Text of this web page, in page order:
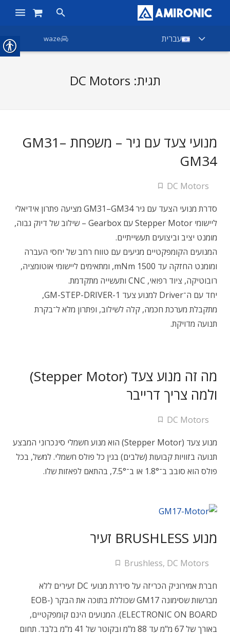
ראשי עברית waze
תגית: DC Motors
מנועי צעד עם גיר – משפחת GM31–
GM34
DC Motors
סדרת מנועי הצעד עם גיר GM31–GM34 מציעה פתרון אידיאלי
ליישומי Stepper Motor עם Gearbox – שילוב של דיוק גבוה,
מומנט יציב וביצועים תעשייתיים.
המנועים הקומפקטיים מגיעים עם טווח רחב של יחסי העברה
ומומנט החזקה עד 1500 mNm, ומתאימים ליישומי אוטומציה,
רובוטיקה, ציוד רפואי, CNC ותעשייה מתקדמת.
יחד עם ה־Driver למנוע צעד GM-STEP-DRIVER-1,
מתקבלת מערכת חכמה, קלה לשילוב, ופתרון מלא ל־בקרת
תנועה מדויקת.
מה זה מנוע צעד (Stepper Motor)
ולמה צריך דרייבר
DC Motors
מנוע צעד (Stepper Motor) הוא מנוע חשמלי סינכרוני המבצע
תנועה בזוויות קבועות (שלבים) בגין כל פולס חשמלי. למשל, בכל
פולס הוא סובב ב־1.8° או ב־7.5°, בהתאם לפאזות שלו.
מנוע BRUSHLESS זעיר
Brushless, DC Motors
חברת אמירוניק הכריזה על סידרת מנועי DC זעירים ללא
מברשות שסימונה GM17 שכוללת בתוכה את הבקר (EOB-
ELECTRONIC ON BOARD). המנועים הינם קומפקטיים,
באורך של 67 מ"מ עד 88 מ"מ ובקוטר של 41 מ"מ בלבד. תחום